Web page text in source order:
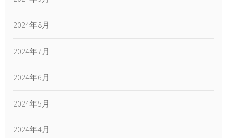
2024年8月
2024年7月
2024年6月
2024年5月
2024年4月